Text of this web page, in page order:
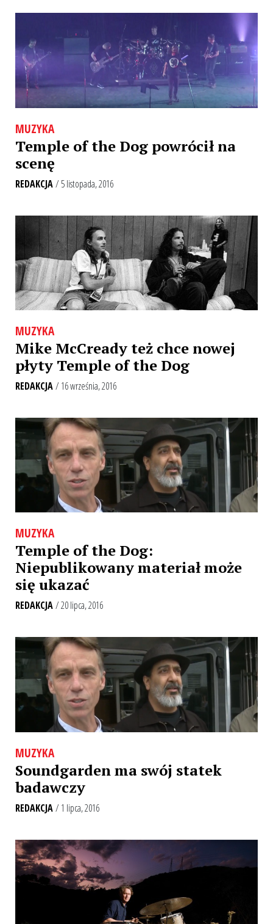
MUZYKA
Temple of the Dog powrócił na
scenę
REDAKCJA/ 5 listopada, 2016
MUZYKA
Mike McCready też chce nowej
płyty Temple of the Dog
REDAKCJA/ 16 września, 2016
MUZYKA
Temple of the Dog:
Niepublikowany materiał może
się ukazać
REDAKCJA/ 20 lipca, 2016
MUZYKA
Soundgarden ma swój statek
badawczy
REDAKCJA/ 1 lipca, 2016